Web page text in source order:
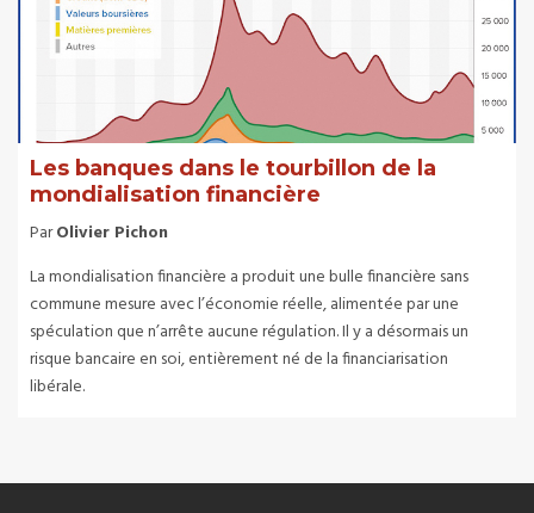
Les banques dans le tourbillon de la
mondialisation financière
ParOlivier Pichon
La mondialisation financière a produit une bulle financière sans
commune mesure avec l’économie réelle, alimentée par une
spéculation que n’arrête aucune régulation. Il y a désormais un
risque bancaire en soi, entièrement né de la financiarisation
libérale.